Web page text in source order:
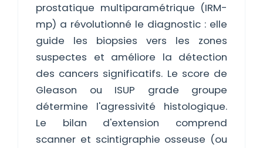
prostatique multiparamétrique (IRM-
mp) a révolutionné le diagnostic : elle
guide les biopsies vers les zones
suspectes et améliore la détection
des cancers significatifs. Le score de
Gleason ou ISUP grade groupe
détermine l'agressivité histologique.
Le bilan d'extension comprend
scanner et scintigraphie osseuse (ou